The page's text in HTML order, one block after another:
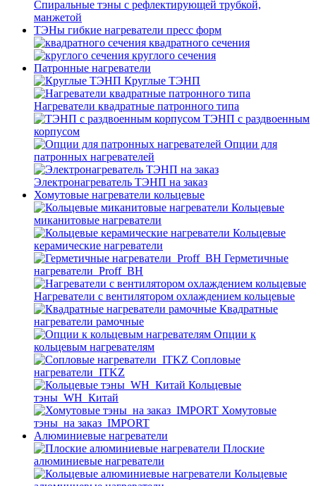
Спиральные тэны с рефлектирующей трубкой,
манжетой
ТЭНы гибкие нагреватели пресс форм
квадратного сечения
круглого сечения
Патронные нагреватели
Круглые ТЭНП
Нагреватели квадратные патронного типа
ТЭНП с раздвоенным
корпусом
Опции для
патронных нагревателей
Электронагреватель ТЭНП на заказ
Хомутовые нагреватели кольцевые
Кольцевые
миканитовые нагреватели
Кольцевые
керамические нагреватели
Герметичные
нагреватели_Proff_BH
Нагреватели с вентилятором охлаждением кольцевые
Квадратные
нагреватели рамочные
Опции к
кольцевым нагревателям
Cопловые
нагреватели_ITKZ
Кольцевые
тэны_WH_Китай
Хомутовые
тэны_на заказ_IMPORT
Алюминиевые нагреватели
Плоские
алюминиевые нагреватели
Кольцевые